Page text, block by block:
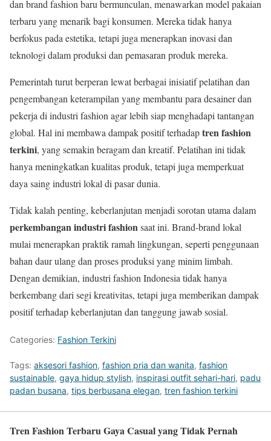
dan brand fashion baru bermunculan, menawarkan model pakaian
terbaru yang menarik bagi konsumen. Mereka tidak hanya
berfokus pada estetika, tetapi juga menerapkan inovasi dan
teknologi dalam produksi dan pemasaran produk mereka.
Pemerintah turut berperan lewat berbagai inisiatif pelatihan dan
pengembangan keterampilan yang membantu para desainer dan
pekerja di industri fashion agar lebih siap menghadapi tantangan
global. Hal ini membawa dampak positif terhadaptren fashion
terkini, yang semakin beragam dan kreatif. Pelatihan ini tidak
hanya meningkatkan kualitas produk, tetapi juga memperkuat
daya saing industri lokal di pasar dunia.
Tidak kalah penting, keberlanjutan menjadi sorotan utama dalam
perkembangan industri fashion saat ini. Brand-brand lokal
mulai menerapkan praktik ramah lingkungan, seperti penggunaan
bahan daur ulang dan proses produksi yang minim limbah.
Dengan demikian, industri fashion Indonesia tidak hanya
berkembang dari segi kreativitas, tetapi juga memberikan dampak
positif terhadap keberlanjutan dan tanggung jawab sosial.
Categories: Fashion Terkini
Tags: aksesori fashion, fashion pria dan wanita, fashion
sustainable, gaya hidup stylish, inspirasi outfit sehari-hari, padu
padan busana, tips berbusana elegan, tren fashion terkini
Tren Fashion Terbaru Gaya Casual yang Tidak Pernah